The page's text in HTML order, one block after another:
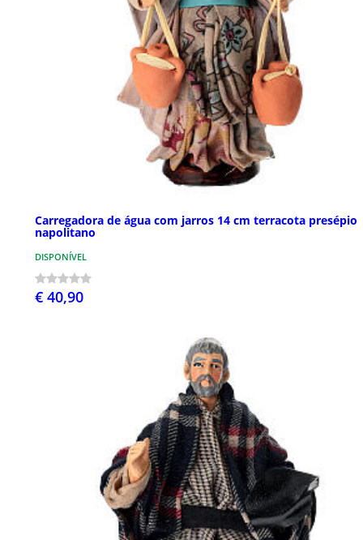
Carregadora de água com jarros 14 cm terracota presépio
napolitano
DISPONÍVEL
€ 40,90